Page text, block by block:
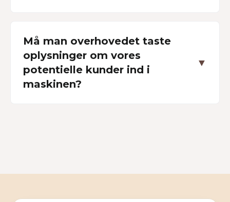
Må man overhovedet taste
oplysninger om vores
potentielle kunder ind i
maskinen?
▼